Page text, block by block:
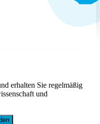
erhalten Sie regelmäßig
und